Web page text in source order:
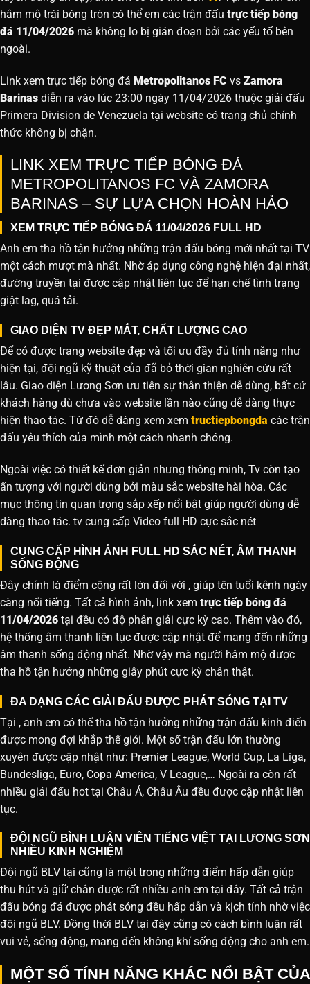
hâm mộ trái bóng tròn có thể em các trận đấu trực tiếp bóng
đá 11/04/2026 mà không lo bị gián đoạn bởi các yếu tố bên
ngoài.
Link xem trực tiếp bóng đá Metropolitanos FC vs Zamora
Barinas diễn ra vào lúc 23:00 ngày 11/04/2026 thuộc giải đấu
Primera Division de Venezuela tại website có trang chủ chính
thức không bị chặn.
LINK XEM TRỰC TIẾP BÓNG ĐÁ
METROPOLITANOS FC VÀ ZAMORA
BARINAS – SỰ LỰA CHỌN HOÀN HẢO
XEM TRỰC TIẾP BÓNG ĐÁ 11/04/2026 FULL HD
Anh em tha hồ tận hưởng những trận đấu bóng mới nhất tại TV
một cách mượt mà nhất. Nhờ áp dụng công nghệ hiện đại nhất,
đường truyền tại được cập nhật liên tục để hạn chế tình trạng
giật lag, quá tải.
GIAO DIỆN TV ĐẸP MẮT, CHẤT LƯỢNG CAO
Để có được trang website đẹp và tối ưu đầy đủ tính năng như
hiện tại, đội ngũ kỹ thuật của đã bỏ thời gian nghiên cứu rất
lâu. Giao diện Lương Sơn ưu tiên sự thân thiện dễ dùng, bất cứ
khách hàng dù chưa vào website lần nào cũng dễ dàng thực
hiện thao tác. Từ đó dễ dàng xem xem tructiepbongda các trận
đấu yêu thích của mình một cách nhanh chóng.
Ngoài việc có thiết kế đơn giản nhưng thông minh, Tv còn tạo
ấn tượng với người dùng bởi màu sắc website hài hòa. Các
mục thông tin quan trọng sắp xếp nổi bật giúp người dùng dễ
dàng thao tác. tv cung cấp Video full HD cực sắc nét
CUNG CẤP HÌNH ẢNH FULL HD SẮC NÉT, ÂM THANH
SỐNG ĐỘNG
Đây chính là điểm cộng rất lớn đối với , giúp tên tuổi kênh ngày
càng nổi tiếng. Tất cả hình ảnh, link xem trực tiếp bóng đá
11/04/2026 tại đều có độ phân giải cực kỳ cao. Thêm vào đó,
hệ thống âm thanh liên tục được cập nhật để mang đến những
âm thanh sống động nhất. Nhờ vậy mà người hâm mộ được
tha hồ tận hưởng những giây phút cực kỳ chân thật.
ĐA DẠNG CÁC GIẢI ĐẤU ĐƯỢC PHÁT SÓNG TẠI TV
Tại , anh em có thể tha hồ tận hưởng những trận đấu kinh điển
được mong đợi khắp thế giới. Một số trận đấu lớn thường
xuyên được cập nhật như: Premier League, World Cup, La Liga,
Bundesliga, Euro, Copa America, V League,… Ngoài ra còn rất
nhiều giải đấu hot tại Châu Á, Châu Âu đều được cập nhật liên
tục.
ĐỘI NGŨ BÌNH LUẬN VIÊN TIẾNG VIỆT TẠI LƯƠNG SƠN
NHIỀU KINH NGHIỆM
Đội ngũ BLV tại cũng là một trong những điểm hấp dẫn giúp
thu hút và giữ chân được rất nhiều anh em tại đây. Tất cả trận
đấu bóng đá được phát sóng đều hấp dẫn và kịch tính nhờ việc
đội ngũ BLV. Đồng thời BLV tại đây cũng có cách bình luận rất
vui vẻ, sống động, mang đến không khí sống động cho anh em.
MỘT SỐ TÍNH NĂNG KHÁC NỔI BẬT CỦA